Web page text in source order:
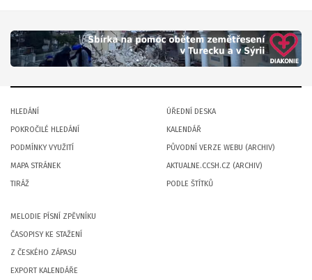
HLEDÁNÍ
POKROČILÉ HLEDÁNÍ
PODMÍNKY VYUŽITÍ
MAPA STRÁNEK
TIRÁŽ
ÚŘEDNÍ DESKA
KALENDÁŘ
PŮVODNÍ VERZE WEBU (ARCHIV)
AKTUALNE.CCSH.CZ (ARCHIV)
PODLE ŠTÍTKŮ
MELODIE PÍSNÍ ZPĚVNÍKU
ČASOPISY KE STAŽENÍ
Z ČESKÉHO ZÁPASU
EXPORT KALENDÁŘE